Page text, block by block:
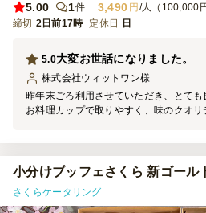
5.00
1件 3,490 円 /人（100,000
締切 2日前17時 定休日 日
大変お世話になりました。
5.0
株式会社ウィットワン様
昨年末ごろ利用させていただき、とても
お料理カップで取りやすく、味のクオ
い。
小分けブッフェさくら 新ゴール
さくらケータリング